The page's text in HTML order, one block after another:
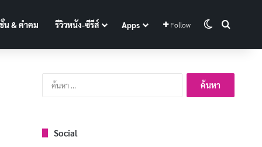
น & คำคม รีวิวหนัง-ซีรีส์ Apps Follow Switch skin
ค้นหา
สำหรับ:
Social